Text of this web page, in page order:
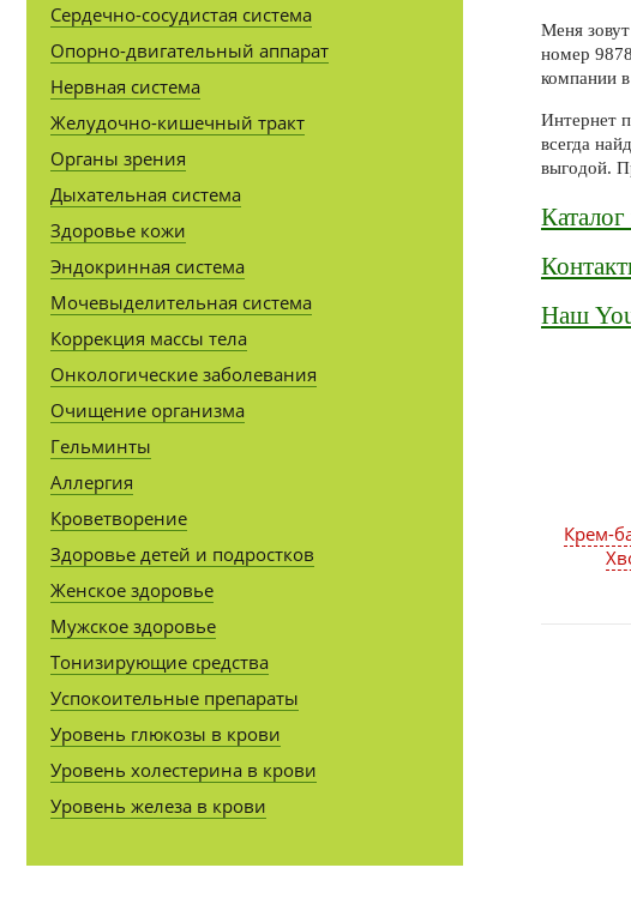
Меня
номер
компании
Интернет
всегда
выгодой.
Наш
Крем-
Сердечно-сосудистая система
Опорно-двигательный аппарат
Нервная система
Желудочно-кишечный тракт
Органы зрения
Дыхательная система
Здоровье кожи
Эндокринная система
Мочевыделительная система
Коррекция массы тела
Онкологические заболевания
Очищение организма
Гельминты
Аллергия
Кроветворение
Здоровье детей и подростков
Женское здоровье
Мужское здоровье
Тонизирующие средства
Успокоительные препараты
Уровень глюкозы в крови
Уровень холестерина в крови
Уровень железа в крови